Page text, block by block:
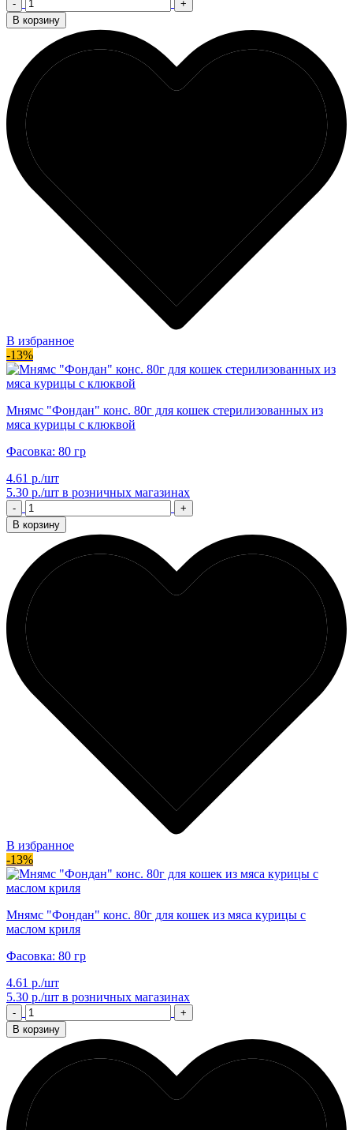
-
+
В корзину
В избранное
-13%
Мнямс "Фондан" конс. 80г для кошек стерилизованных из
мяса курицы с клюквой
Фасовка: 80 гр
4.61 р./шт
5.30 р./шт в розничных магазинах
-
+
В корзину
В избранное
-13%
Мнямс "Фондан" конс. 80г для кошек из мяса курицы с
маслом криля
Фасовка: 80 гр
4.61 р./шт
5.30 р./шт в розничных магазинах
-
+
В корзину